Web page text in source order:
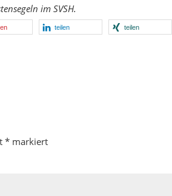
im SVSH.
teilen teilen
*markiert